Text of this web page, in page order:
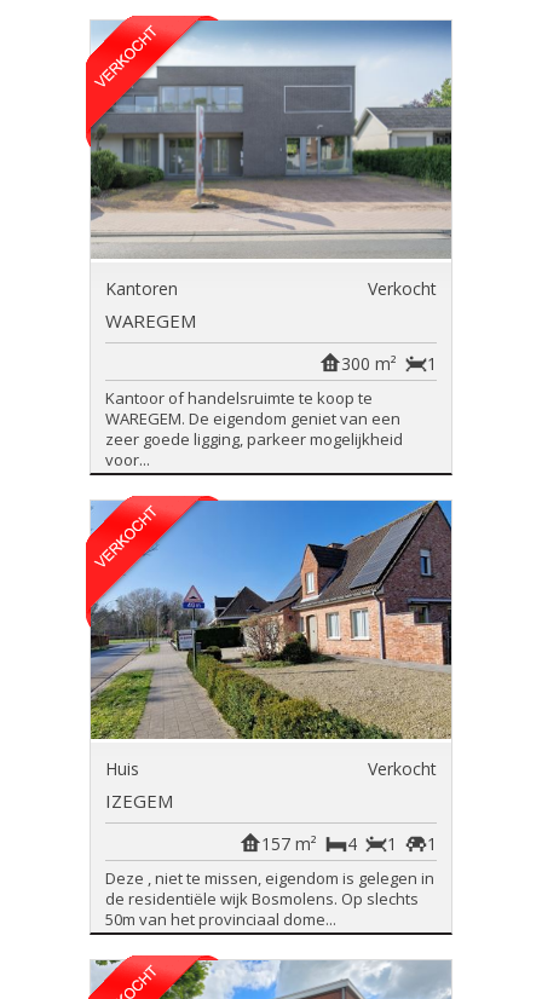
Kantoren Verkocht
WAREGEM
1
300 m²
Kantoor of handelsruimte te koop te
WAREGEM. De eigendom geniet van een
zeer goede ligging, parkeer mogelijkheid
voor...
Huis Verkocht
IZEGEM
1
1
4
157 m²
Deze , niet te missen, eigendom is gelegen in
de residentiële wijk Bosmolens. Op slechts
50m van het provinciaal dome...